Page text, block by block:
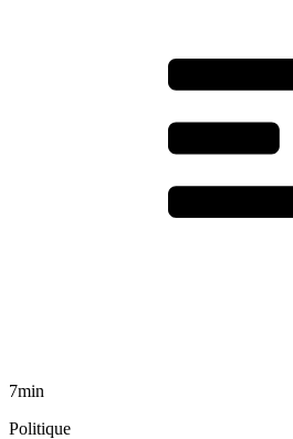
7min
Politique